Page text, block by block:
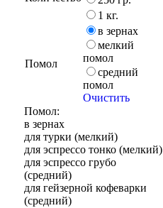
1 кг.
Помол
в зернах
мелкий
помол
средний
помол
Очистить
Помол:
в зернах
для турки (мелкий)
для эспрессо тонко (мелкий)
для эспрессо грубо
(средний)
для гейзерной кофеварки
(средний)